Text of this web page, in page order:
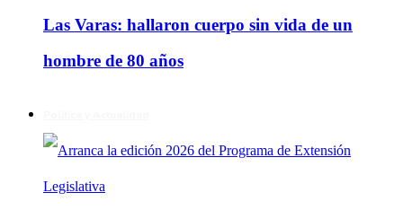
Las Varas: hallaron cuerpo sin vida de un
hombre de 80 años